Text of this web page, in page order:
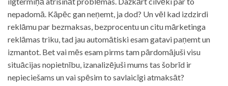
nepadomā. Kāpēc gan neņemt, ja dod? Un vēl kad izdzirdi
reklāmu par bezmaksas, bezprocentu un citu mārketinga
reklāmas triku, tad jau automātiski esam gatavi paņemt un
izmantot. Bet vai mēs esam pirms tam pārdomājuši visu
situācijas nopietnību, izanalizējuši mums tas šobrīd ir
nepieciešams un vai spēsim to savlaicīgi atmaksāt?